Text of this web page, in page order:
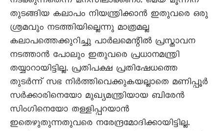
തുടങ്ങിയ കലാപം നിയന്ത്രിക്കാൻ ഇതുവരെ ഒരു
ശ്രമവും നടത്തിയില്ലെന്നു മാത്രമല്ല
കലാപത്തെക്കുറിച്ചു പാർലമെന്റിൽ പ്രസ്താവന
നടത്താൻ പോലും ഇതുവരെ പ്രധാനമന്ത്രി
തയ്യാറായിട്ടില്ല. പ്രതിപക്ഷ പ്രതിഷേധത്തെ
തുടർന്ന് സഭ നിർത്തിവെക്കുകയല്ലാതെ മണിപ്പൂർ
സർക്കാരിനെയോ മുഖ്യമന്ത്രിയായ ബിരേൻ
സിംഗിനെയോ തള്ളിപ്പറയാൻ
ഇതെഴുതുന്നതുവരെ നരേന്ദ്രമോദിക്കായിട്ടില്ല.